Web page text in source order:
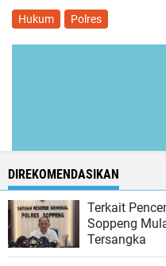
Hukum Polres
DIREKOMENDASIKAN
Terkait
Soppeng
Tersangka